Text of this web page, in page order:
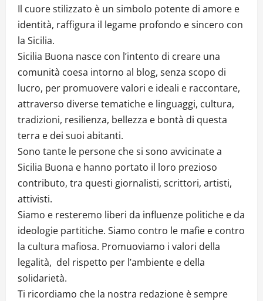
Il cuore stilizzato è un simbolo potente di amore e
identità, raffigura il legame profondo e sincero con
la Sicilia.
Sicilia Buona nasce con l’intento di creare una
comunità coesa intorno al blog, senza scopo di
lucro, per promuovere valori e ideali e raccontare,
attraverso diverse tematiche e linguaggi, cultura,
tradizioni, resilienza, bellezza e bontà di questa
terra e dei suoi abitanti.
Sono tante le persone che si sono avvicinate a
Sicilia Buona e hanno portato il loro prezioso
contributo, tra questi giornalisti, scrittori, artisti,
attivisti.
Siamo e resteremo liberi da influenze politiche e da
ideologie partitiche. Siamo contro le mafie e contro
la cultura mafiosa. Promuoviamo i valori della
legalità, del rispetto per l’ambiente e della
solidarietà.
Ti ricordiamo che la nostra redazione è sempre